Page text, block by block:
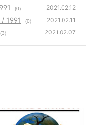
(0) 2021.02.12
1991 (0) 2021.02.11
(3) 2021.02.07